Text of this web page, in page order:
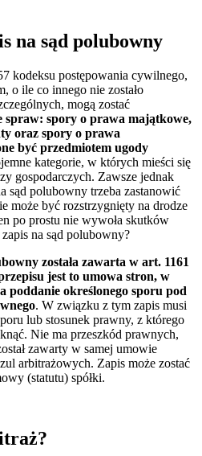
na sąd polubowny
kodeksu postępowania cywilnego,
o ile co innego nie zostało
mogą zostać
spraw: spory o prawa majątkowe,
oraz spory o prawa
być przedmiotem ugody
kategorie, w których mieści się
gospodarczych. Zawsze jednak
sąd polubowny trzeba zastanowić
może być rozstrzygnięty na drodze
po prostu nie wywoła skutków
na sąd polubowny?
została zawarta w art. 1161
jest to umowa stron, w
poddanie określonego sporu pod
. W związku z tym zapis musi
lub stosunek prawny, z którego
Nie ma przeszkód prawnych,
zawarty w samej umowie
arbitrażowych. Zapis może zostać
(statutu) spółki.